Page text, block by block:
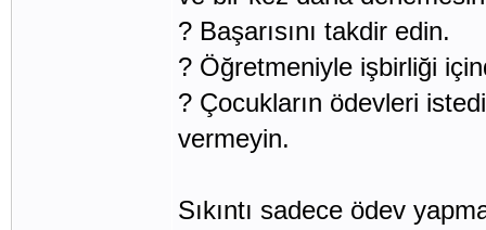
? Başarısını takdir edin.
? Öğretmeniyle işbirliği
? Çocukların ödevleri
vermeyin.
Sıkıntı sadece ödev